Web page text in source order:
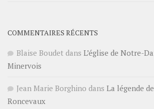
COMMENTAIRES RÉCENTS
Blaise Boudet dans L’église de Notre-
Minervois
Jean Marie Borghino dans La légende
Roncevaux